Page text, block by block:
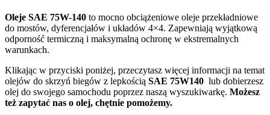
Oleje SAE 75W-140 to mocno obciążeniowe oleje przekładniowe
do mostów, dyferencjałów i układów 4×4. Zapewniają wyjątkową
odporność termiczną i maksymalną ochronę w ekstremalnych
warunkach.
Klikając w przyciski poniżej, przeczytasz więcej informacji na temat
olejów do skrzyń biegów z lepkością SAE 75W140 lub dobierzesz
olej do swojego samochodu poprzez naszą wyszukiwarkę. Możesz
też zapytać nas o olej, chętnie pomożemy.